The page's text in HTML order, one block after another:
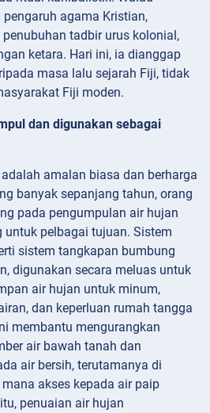
agama Kristian,
tadbir urus kolonial,
ketara. Hari ini, ia dianggap
masa lalu sejarah Fiji, tidak
Fiji moden.
dan digunakan sebagai
amalan biasa dan berharga
banyak sepanjang tahun, orang
pada pengumpulan air hujan
untuk pelbagai tujuan. Sistem
sistem tangkapan bumbung
digunakan secara meluas untuk
air hujan untuk minum,
dan keperluan rumah tangga
membantu mengurangkan
air bawah tanah dan
air bersih, terutamanya di
akses kepada air paip
penuaian air hujan